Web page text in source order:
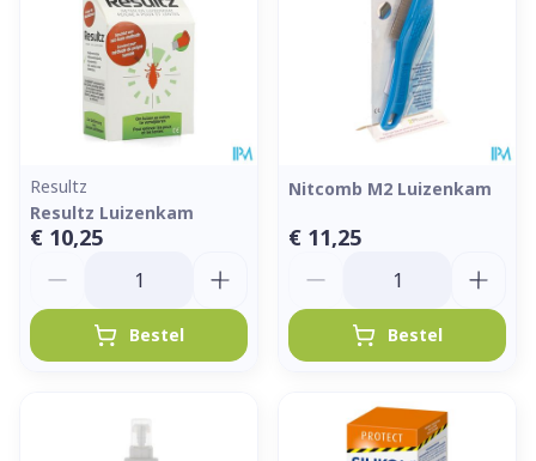
Resultz
Resultz Luizenkam
€ 10,25
Bestel
Nitcomb M2 Luizenkam
€ 11,25
Bestel